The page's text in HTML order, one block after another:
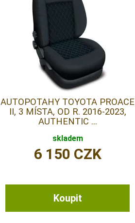
AUTOPOTAHY TOYOTA PROACE
II, 3 MÍSTA, OD R. 2016-2023,
AUTHENTIC ...
skladem
6 150 CZK